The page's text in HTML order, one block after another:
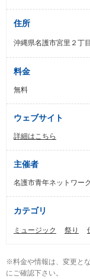
住所
沖縄県名護市宮里２丁
料金
無料
ウェブサイト
詳細はこちら
主催者
名護市青年ネットワー
カテゴリ
ミュージック 祭り
※料金や情報は、変更と
にご確認下さい。